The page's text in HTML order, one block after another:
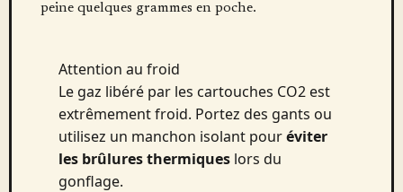
peine quelques grammes en poche.
Attention au froid
Le gaz libéré par les cartouches CO2 est
extrêmement froid. Portez des gants ou
utilisez un manchon isolant pouréviter
les brûlures thermiqueslors du
gonflage.